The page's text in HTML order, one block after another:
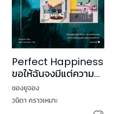
Perfect Happiness
ขอให้ฉันจงมีแต่ความ
สุข
ชองยูจอง
วนิดา คราวเหมาะ